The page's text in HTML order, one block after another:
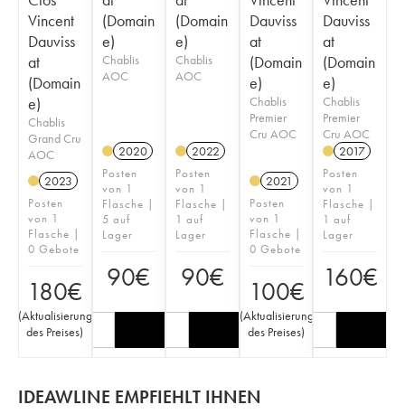
Vincent
Dauviss
at
(Domain
e)
Chablis
Grand Cru
AOC
2023
Posten
von 1
Flasche |
0 Gebote
180€
(Aktualisierung
des Preises)
(Domain
e)
Chablis
AOC
2020
Posten
von 1
Flasche |
5 auf
Lager
90€
(Domain
e)
Chablis
AOC
2022
Posten
von 1
Flasche |
1 auf
Lager
90€
Dauviss
at
(Domain
e)
Chablis
Premier
Cru AOC
2021
Posten
von 1
Flasche |
0 Gebote
100€
(Aktualisierung
des Preises)
Dauviss
at
(Domain
e)
Chablis
Premier
Cru AOC
2017
Posten
von 1
Flasche |
1 auf
Lager
160€
IDEAWLINE EMPFIEHLT IHNEN